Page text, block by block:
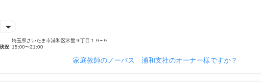
埼玉県さいたま市浦和区常盤９丁目１９−９
況 15:00〜21:00
家庭教師のノーバス 浦和支社のオーナー様ですか？